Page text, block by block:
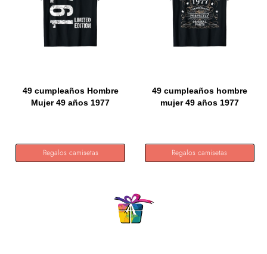
49 cumpleaños Hombre
Mujer 49 años 1977
Regalos camisetas
49 cumpleaños hombre
mujer 49 años 1977
Regalos camisetas